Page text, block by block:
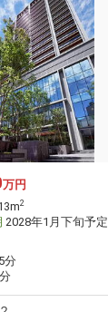
万円
2
2028年1月下旬予定
分